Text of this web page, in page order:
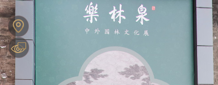
Enter VR
Exit VR
VR Setup
0:00 / 0:00
KRPANO TOOLBOX
可拖拽操作
展
厅
模
型
展
厅
模
型
展
厅
模
型
展
厅
模
型